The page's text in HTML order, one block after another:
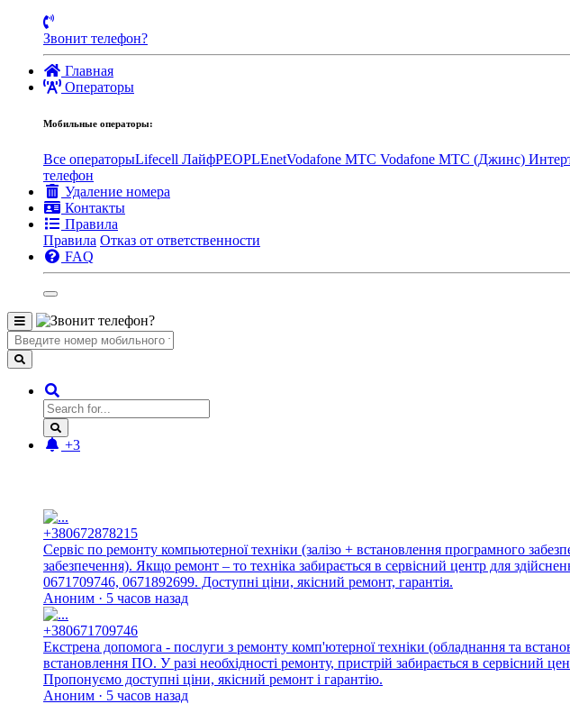
Звонит телефон?
Главная
Операторы
Мобильные операторы:
Все операторыLifecell ЛайфPEOPLEnetVodafone MTC Vodafone МТС (Джинс)
телефон
Удаление номера
Контакты
Правила
Правила Отказ от ответственности
FAQ
+3
+380672878215
Сервіс по ремонту компьютерної техніки (залізо + встановлення програмного
забезпечення). Якщо ремонт – то техніка забирається в сервісний центр для
0671709746, 0671892699. Доступні ціни, якісний ремонт, гарантія.
Аноним · 5 часов назад
+380671709746
Екстрена допомога - послуги з ремонту комп'ютерної техніки (обладнання та
встановлення ПО. У разі необхідності ремонту, пристрій забирається в сервісний
Пропонуємо доступні ціни, якісний ремонт і гарантію.
Аноним · 5 часов назад